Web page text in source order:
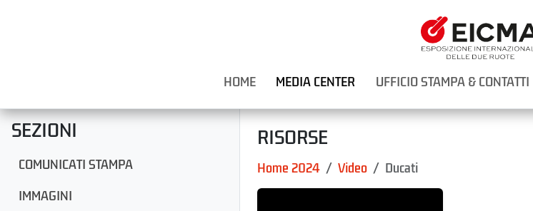
HOME MEDIA CENTER UFFICIO STAMPA & CONTATTI
SEZIONI
COMUNICATI STAMPA
IMMAGINI
RISORSE
Home 2024 Video Ducati